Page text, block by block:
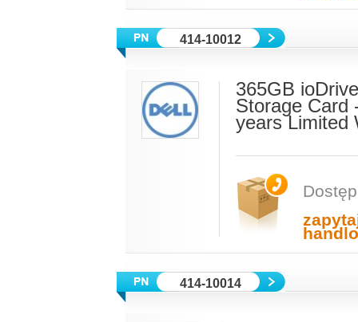
414-10012
365GB
Storage Card
years Limited
414-10014